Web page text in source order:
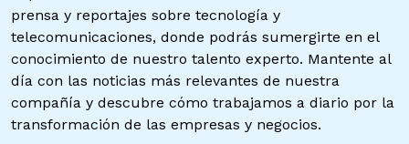
prensa y reportajes sobre tecnología y
telecomunicaciones, donde podrás sumergirte en el
conocimiento de nuestro talento experto. Mantente al
día con las noticias más relevantes de nuestra
compañía y descubre cómo trabajamos a diario por la
transformación de las empresas y negocios.